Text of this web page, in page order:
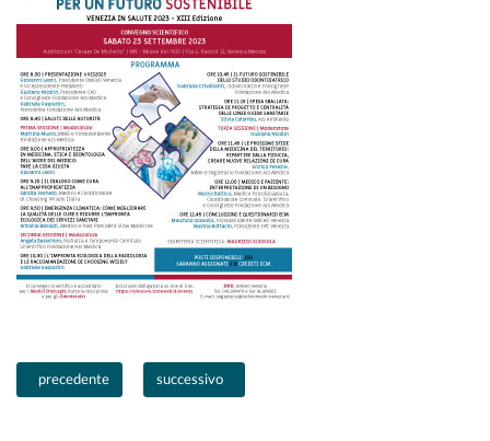
Articolo precedente: L'ORDINE INCONTRA I LAUREANDI DEL CdL IN
precedente Articolo successivo: PROPOSTE FORMATIVE 2°
successivo